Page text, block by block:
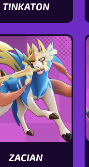
TINKATON
ZACIAN